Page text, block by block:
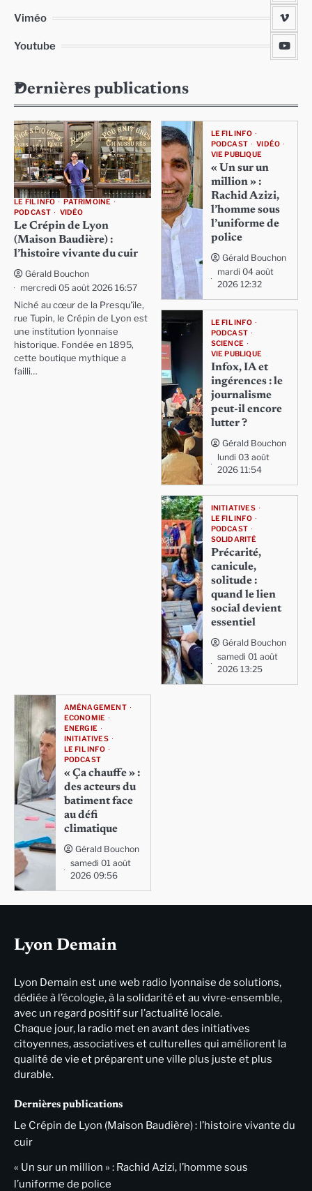
Viméo
Youtube
Dernières publications
LE FIL INFO
PATRIMOINE
PODCAST
VIDÉO
Le Crépin de Lyon
(Maison Baudière) :
l’histoire vivante du cuir
Gérald Bouchon
mercredi 05 août 2026 16:57
Niché au cœur de la Presqu'île,
rue Tupin, le Crépin de Lyon est
une institution lyonnaise
historique. Fondée en 1895,
cette boutique mythique a
failli…
LE FIL INFO
PODCAST
VIDÉO
VIE PUBLIQUE
« Un sur un
million » :
Rachid Azizi,
l’homme sous
l’uniforme de
police
Gérald Bouchon
mardi 04 août
2026 12:32
LE FIL INFO
PODCAST
SCIENCE
VIE PUBLIQUE
Infox, IA et
ingérences : le
journalisme
peut-il encore
lutter ?
Gérald Bouchon
lundi 03 août
2026 11:54
INITIATIVES
LE FIL INFO
PODCAST
SOLIDARITÉ
Précarité,
canicule,
solitude :
quand le lien
social devient
essentiel
Gérald Bouchon
samedi 01 août
2026 13:25
AMÉNAGEMENT
ECONOMIE
ENERGIE
INITIATIVES
LE FIL INFO
PODCAST
« Ça chauffe » :
des acteurs du
batiment face
au défi
climatique
Gérald Bouchon
samedi 01 août
2026 09:56
Lyon Demain
Lyon Demain est une web radio lyonnaise de solutions,
dédiée à l’écologie, à la solidarité et au vivre-ensemble,
avec un regard positif sur l’actualité locale.
Chaque jour, la radio met en avant des initiatives
citoyennes, associatives et culturelles qui améliorent la
qualité de vie et préparent une ville plus juste et plus
durable.
Dernières publications
Le Crépin de Lyon (Maison Baudière) : l’histoire vivante du
cuir
« Un sur un million » : Rachid Azizi, l’homme sous
l’uniforme de police